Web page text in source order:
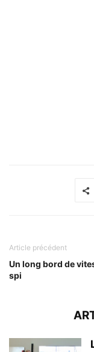
Article précédent
Un long bord de
spi